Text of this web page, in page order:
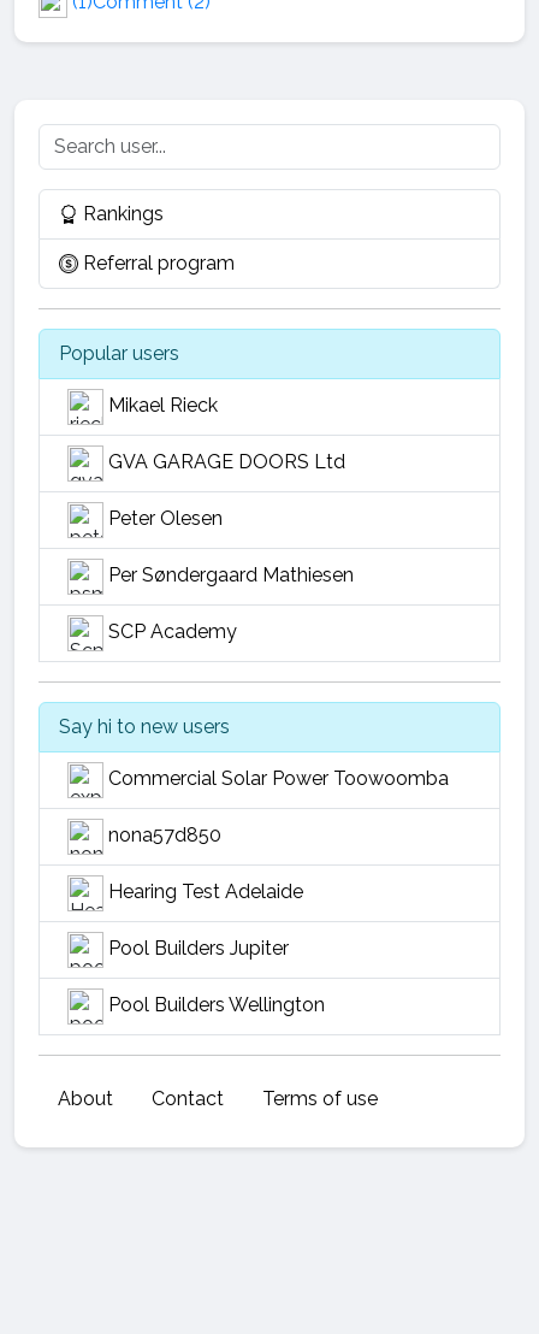
Rankings
Referral program
Popular users
Mikael Rieck
GVA GARAGE DOORS Ltd
Peter Olesen
Per Søndergaard Mathiesen
SCP Academy
Say hi to new users
Commercial Solar Power Toowoomba
nona57d850
Hearing Test Adelaide
Pool Builders Jupiter
Pool Builders Wellington
About Contact Terms of use